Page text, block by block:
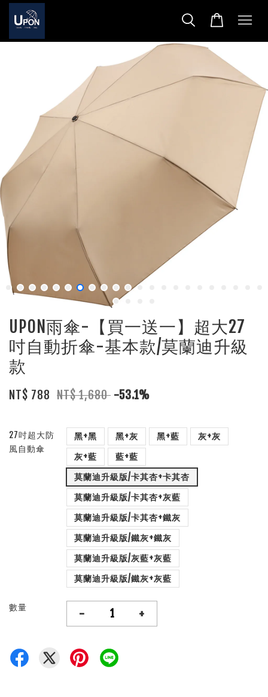
UPON雨傘-【買一送一】超大27
吋自動折傘-基本款/莫蘭迪升級
款
NT$ 788 NT$ 1,680 -53.1%
27吋超大防
風自動傘
黑+黑 黑+灰 黑+藍
灰+灰
灰+藍
藍+藍
莫蘭迪升級版/卡其杏+卡其杏
莫蘭迪升級版/卡其杏+灰藍
莫蘭迪升級版/卡其杏+鐵灰
莫蘭迪升級版/鐵灰+鐵灰
莫蘭迪升級版/灰藍+灰藍
莫蘭迪升級版/鐵灰+灰藍
數量 - +